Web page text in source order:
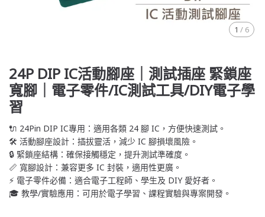
1 / 6
24P DIP IC活動腳座｜測試插座 緊鎖座
寬腳｜電子零件/IC測試工具/DIY電子學
習
🔌 24Pin DIP IC專用：適用各類 24 腳 IC，方便快速測試。
🛠️ 活動腳座設計：插拔靈活，減少 IC 腳損壞風險。
🔒 緊鎖座結構：確保接觸穩定，提升測試準確度。
📏 寬腳設計：兼容更多 IC 封裝，適用性更廣。
⚡ 電子零件必備：適合電子工程師、學生及 DIY 愛好者。
🎓 教學/實驗應用：可用於電子學習、課程實驗與專案開發。